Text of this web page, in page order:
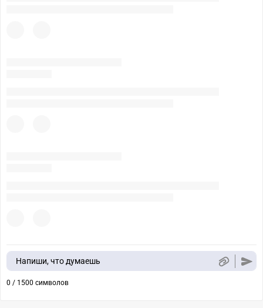
Напиши, что думаешь
0 / 1500 символов